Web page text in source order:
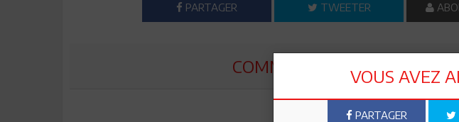
PARTAGER TWEETER
COMMENTER CET ARTICLE
VOUS AVEZ
PARTAGER